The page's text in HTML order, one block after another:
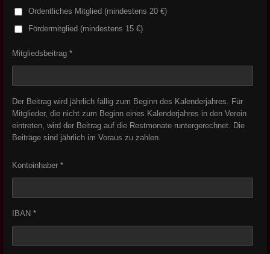
Ordentliches Mitglied (mindestens 20 €)
Fördermitglied (mindestens 15 €)
Mitgliedsbeitrag *
Der Beitrag wird jährlich fällig zum Beginn des Kalenderjahres. Für
Mitglieder, die nicht zum Beginn eines Kalenderjahres in den Verein
eintreten, wird der Beitrag auf die Restmonate runtergerechnet. Die
Beiträge sind jährlich im Voraus zu zahlen.
Kontoinhaber *
IBAN *